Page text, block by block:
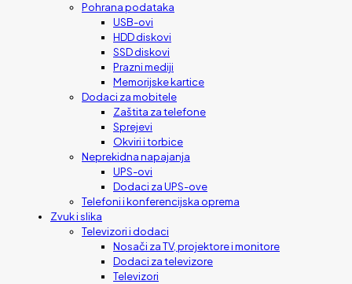
Pohrana podataka
USB-ovi
HDD diskovi
SSD diskovi
Prazni mediji
Memorijske kartice
Dodaci za mobitele
Zaštita za telefone
Sprejevi
Okviri i torbice
Neprekidna napajanja
UPS-ovi
Dodaci za UPS-ove
Telefoni i konferencijska oprema
Zvuk i slika
Televizori i dodaci
Nosači za TV, projektore i monitore
Dodaci za televizore
Televizori